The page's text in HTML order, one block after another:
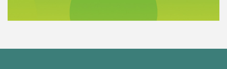
smetnji do rane onkološke dijagnostike